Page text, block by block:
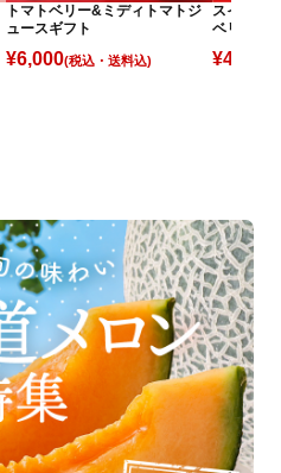
トマトベリー&ミディトマトジ
ュースギフト
¥6,000(税込)
スイート
ベリーゼ
¥4,830